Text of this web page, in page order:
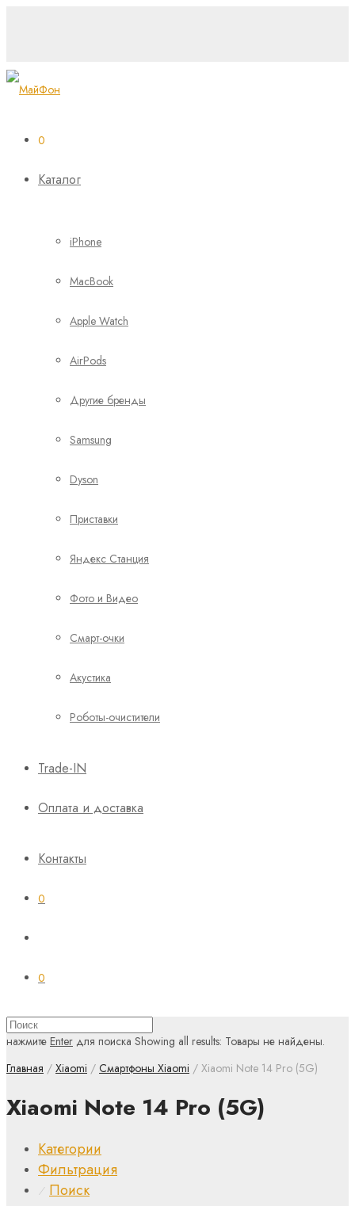
0
Каталог
iPhone
MacBook
Apple Watch
AirPods
Другие бренды
Samsung
Dyson
Приставки
Яндекс Станция
Фото и Видео
Смарт-очки
Акустика
Роботы-очистители
Trade-IN
Оплата и доставка
Контакты
0
0
нажмите Enter для поиска Showing all results: Товары не найдены.
Главная / Xiaomi / Смартфоны Xiaomi / Xiaomi Note 14 Pro (5G)
Xiaomi Note 14 Pro (5G)
Категории
Фильтрация
⁄ Поиск